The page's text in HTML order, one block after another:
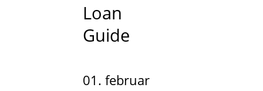
Loan
Guide
01. februar